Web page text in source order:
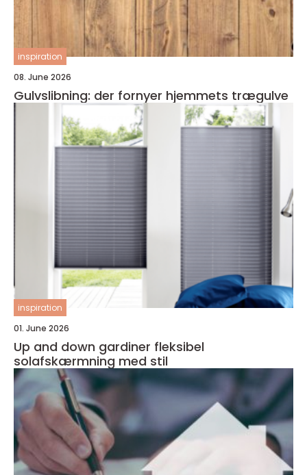
inspiration
08. June 2026
Gulvslibning: der fornyer hjemmets trægulve
inspiration
01. June 2026
Up and down gardiner fleksibel
solafskærmning med stil